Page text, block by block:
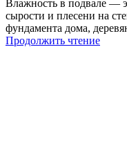
Влажность в подвале —
сырости и плесени на
фундамента дома,
Продолжить чтение